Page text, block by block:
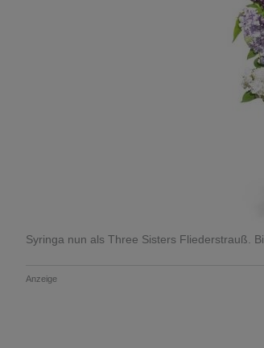
Syringa nun als Three Sisters Fliederstrauß.
Anzeige